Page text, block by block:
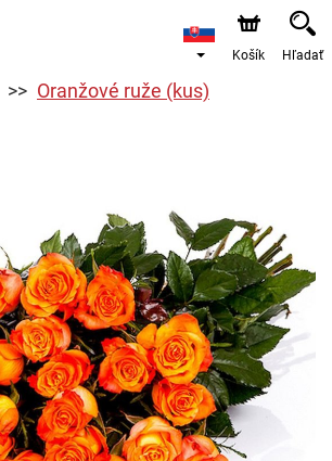
Košík Hľadať
Oranžové ruže (kus)